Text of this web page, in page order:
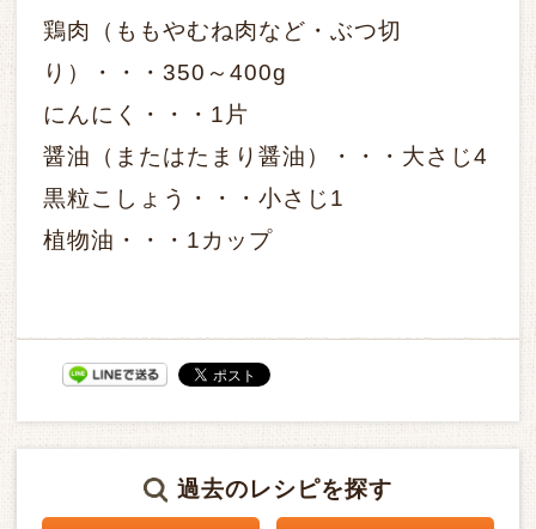
鶏肉（ももやむね肉など・ぶつ切
り）・・・350～400g
にんにく・・・1片
醤油（またはたまり醤油）・・・大さじ4
黒粒こしょう・・・小さじ1
植物油・・・1カップ
過去のレシピを探す